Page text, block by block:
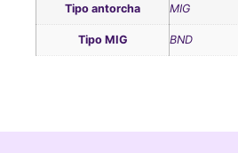
Tipo antorcha MIG
Tipo MIG BND